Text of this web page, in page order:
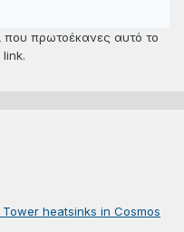
πρωτοέκανες αυτό το
heatsinks in Cosmos